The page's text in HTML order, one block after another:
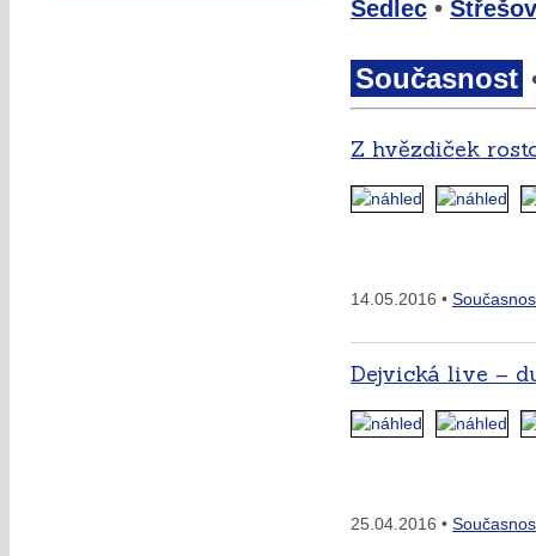
Sedlec •
Současnost
Z hvězdiček
14.05.2016 •
Dejvická live –
25.04.2016 •